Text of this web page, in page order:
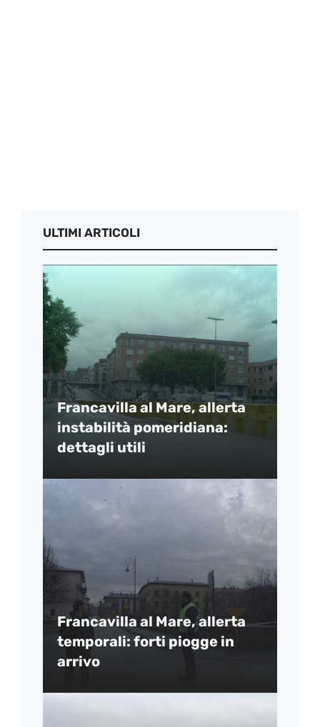
ULTIMI ARTICOLI
Francavilla al Mare, allerta
instabilità pomeridiana:
dettagli utili
Francavilla al Mare, allerta
temporali: forti piogge in
arrivo